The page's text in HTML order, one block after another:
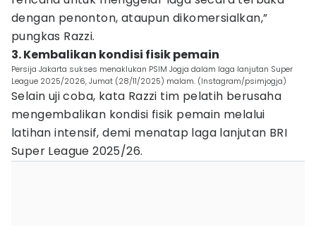
dengan penonton, ataupun dikomersialkan,”
pungkas Razzi.
3. Kembalikan kondisi fisik pemain
Persija Jakarta sukses menaklukan PSIM Jogja dalam laga lanjutan Super
League 2025/2026, Jumat (28/11/2025) malam. (Instagram/psimjogja)
Selain uji coba, kata Razzi tim pelatih berusaha
mengembalikan kondisi fisik pemain melalui
latihan intensif, demi menatap laga lanjutan BRI
Super League 2025/26.